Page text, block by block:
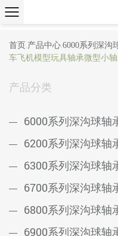
首页 产品中心 6000系列深沟
车飞机模型玩具轴承微型小
产品分类
6000系列深沟球轴
6200系列深沟球轴
6300系列深沟球轴
6700系列深沟球轴
6800系列深沟球轴
6900系列深沟球轴